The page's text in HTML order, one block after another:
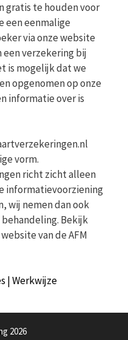
gratis te houden voor
een eenmalige
via onze website
verzekering bij
is mogelijk dat we
opgenomen op onze
informatie over is
vorm.
richt zicht alleen
informatievoorziening
wij nemen dan ook
Bekijk
van de AFM
| Werkwijze
2026